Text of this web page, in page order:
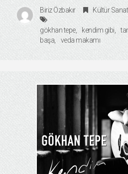
Biriz Özbakır Kültür Sanat
gökhan tepe kendim gibi
başa
veda makamı